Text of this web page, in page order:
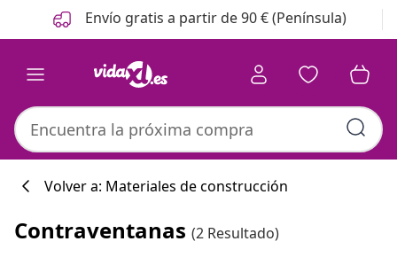
Anterior
Siguiente Envío gratis a partir de 90 € (Península)
Volver a: Materiales de construcción
Contraventanas (2 Resultado)